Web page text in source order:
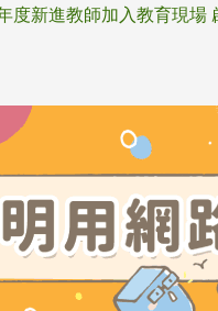
度新進教師加入教育現場